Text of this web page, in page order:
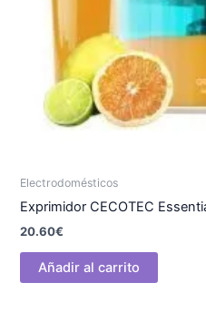
Electrodomésticos
Exprimidor CECOTEC
20.60€
Añadir al carrito